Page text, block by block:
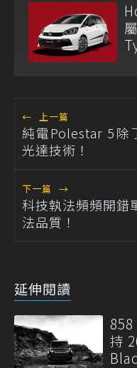
← 上一篇
純電Polestar 5除
光達技術！
下一篇 →
科技執法頻頻開錯
法品質！
延伸閱讀
持